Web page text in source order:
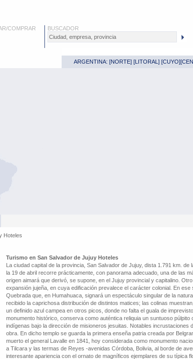
COMPRAR BUSCADOR
ARGENTINA: [NORTE] [LITORAL ] [CUYO][
Hoteles
Turismo en San Salvador de Jujuy Hoteles
La ciudad capital de la provincia, San Salvador de Jujuy, dista 1.791 km. de
la 19 de abril recorre prácticamente, con panorama adecuado, una de las
origen aimará que derivó, se supone, en el Jujuy provincial y capitalino.
expansión jujeña, en cuya edificación prevalece el carácter colonial. En
Quebrada que, en Humahuaca, signará un espectáculo singular de la
recibido la caprichosa distribución de distintos matices; las colinas
un definido azul campea en otros picos, donde no falta el guala de
monumento histórico, conserva como auténtica reliquia un suntuoso
indígenas bajo la dirección de misioneros jesuitas. Notables incrustaciones
obra. En dicho templo se guarda la primera enseña patria creada por
muerto el general Lavalle en 1841, hoy considerada como monumento
a Tilcara y las termas de Reyes -avenidas Córdoba, Bolivia, al borde de
interesante apariencia con el ornato de magníficos ejemplares de su típica